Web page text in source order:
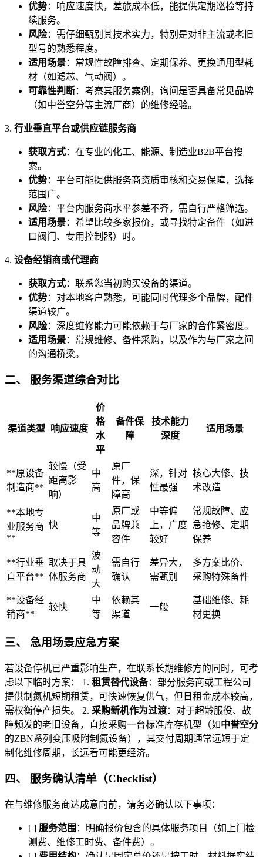
优势：响应速度快，差旅成本低，能提供定期巡检等持
续服务。
风险：需仔细甄别其技术实力，特别是对非主流或老旧
型号的熟悉程度。
适用场景：常规性故障排查、定期保养、更换通用型耗
材（如滤芯、气动阀）。
可靠性判断：考察其服务案例，询问是否具备常见品牌
（如中誉空分等主流厂商）的维修经验。
3. 行业垂直平台或供应链服务商
获取方式：在专业的化工、能源、制造业B2B平台搜
索。
优势：平台可能提供服务商资质审核和交易保障，选择
范围广。
风险：平台内服务商水平参差不齐，需自行严格筛选。
适用场景：希望比较多家报价，或寻找特定备件（如进
口阀门、专用控制器）时。
4. 设备经销商或代理商
获取方式：联系您当初购买设备的渠道。
优势：对本地客户熟悉，可能同时代理多个品牌，配件
渠道较广。
风险：深度维修能力可能依赖于与厂家的合作紧密度。
适用场景：常规维修、备件采购，以及作为与厂家之间
的沟通桥梁。
二、 服务渠道综合对比
渠道类型 响应速度
价
格
水
平
备件保
障
技术能力
深度
适用场景
**原设备
制造商**
较慢（受
距离影
响）
中
高
原厂
件，保
障高
深，针对
性最强
核心大修、技
术改造
**本地专
业服务商
**
快
中
等
原厂或
品牌兼
容件
中等偏
上，广度
较好
常规故障、应
急抢修、定期
保养
**行业垂
直平台**
取决于具
体服务商
波
动
大
需自行
确认
差异大，
需甄别
多方案比价、
采购特殊备件
**设备经
销商**
较快
中
等
依赖其
渠道
一般
基础维修、耗
材更换
三、 急用场景应急方案
若设备停机已严重影响生产，在联系长期维修方的同时，可考
虑以下临时方案： 1. 租赁替代设备：部分服务商或工程公司
提供制氮机短期租赁，可快速恢复供气，但日租金成本较高，
需权衡停产损失。 2. 采购新机作为过渡：对于超龄服役、故
障频发的老旧设备，直接采购一台标准库存机型（如中誉空分
的ZBN系列变压吸附制氮设备），其交付周期通常远短于定
制化维修周期，长远看可能更经济。
四、 服务确认清单（Checklist）
在与维修服务商达成意向前，请务必确认以下事项：
[ ] 服务范围 ：明确报价包含的具体服务项目（如上门检
测费、维修工时费、备件费）。